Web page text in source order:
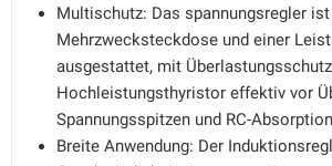
Multischutz: Das spannungsregler
Mehrzwecksteckdose und einer
ausgestattet, mit
Hochleistungsthyristor effektiv vor
Spannungsspitzen und RC-
Breite Anwendung: Der